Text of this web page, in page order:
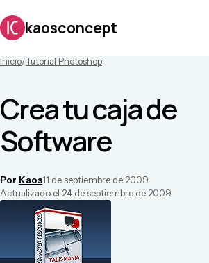
kaosconcept
Inicio/Tutorial Photoshop
Crea tu caja de
Software
Por Kaos11 de septiembre de 2009
Actualizado el 24 de septiembre de 2009